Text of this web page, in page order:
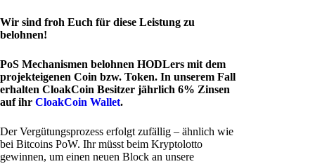
Wir sind froh Euch für diese Leistung zu
belohnen!
PoS Mechanismen belohnen HODLers mit dem
projekteigenen Coin bzw. Token. In unserem Fall
erhalten CloakCoin Besitzer jährlich 6% Zinsen
auf ihr CloakCoin Wallet.
Der Vergütungsprozess erfolgt zufällig – ähnlich wie
bei Bitcoins PoW. Ihr müsst beim Kryptolotto
gewinnen, um einen neuen Block an unsere